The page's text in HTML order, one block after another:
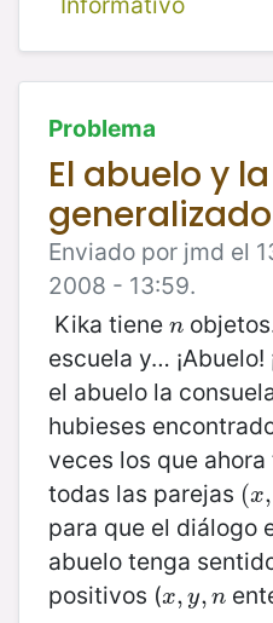
Problema
El abuelo y
generalizado
Enviado por jmd el
2008 - 13:59.
Kika tiene n
n
escuela y… ¡Abuelo!
el abuelo la
hubieses
veces los que
todas las parejas (x,
(x,
para que el diálogo
abuelo tenga
positivos (x, y, n
x,y,n